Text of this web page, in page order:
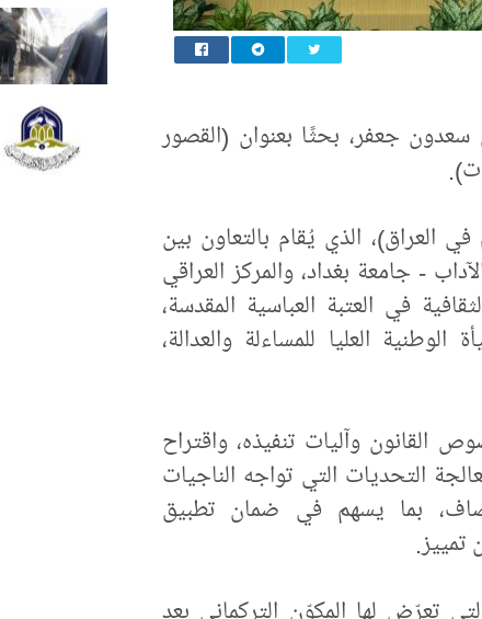
جعفر، بحثًا بعنوان (القصور
العراق)، الذي يُقام بالتعاون بين
- جامعة بغداد، والمركز العراقي
في العتبة العباسية المقدسة،
العليا للمساءلة والعدالة،
القانون وآليات تنفيذه، واقتراح
التحديات التي تواجه الناجيات
بما يسهم في ضمان تطبيق
تمييز.
تعرّض لها المكوّن التركماني بعد